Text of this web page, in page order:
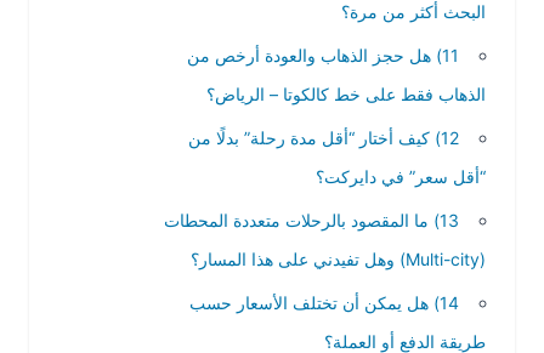
البحث أكثر من مرة؟
11) هل حجز الذهاب والعودة أرخص من
الذهاب فقط على خط كالكوتا – الرياض؟
12) كيف أختار “أقل مدة رحلة” بدلًا من
“أقل سعر” في دايركت؟
13) ما المقصود بالرحلات متعددة المحطات
14) هل يمكن أن تختلف الأسعار حسب
طريقة الدفع أو العملة؟